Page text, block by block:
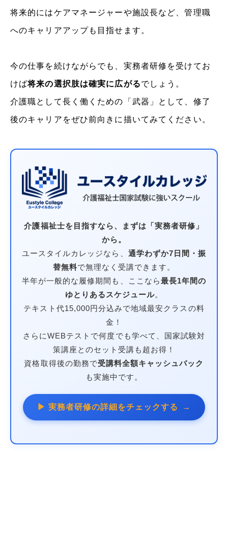
将来的にはケアマネージャーや施設長など、管理職
へのキャリアアップも目指せます。
今の仕事を続けながらでも、実務者研修を受けてお
けば将来の選択肢は確実に広がるでしょう。
介護職として長く働くための「武器」として、修了
後のキャリアをぜひ前向きに描いてみてください。
介護福祉士を目指すなら、まずは「実務者研修」
から。
ユースタイルカレッジなら、 通学わずか7日間・振
替無料で無理なく受講できます。
半年が一般的な履修期間も、ここなら最長1年間の
ゆとりあるスケジュール。
テキスト代15,000円分込みで地域最安クラスの料
金！
さらにWEBテストで何度でも学べて、国家試験対
策講座とのセット受講も超お得！
資格取得後の勤務で受講料全額キャッシュバック
も実施中です。
▶ 実務者研修の詳細をチェックする